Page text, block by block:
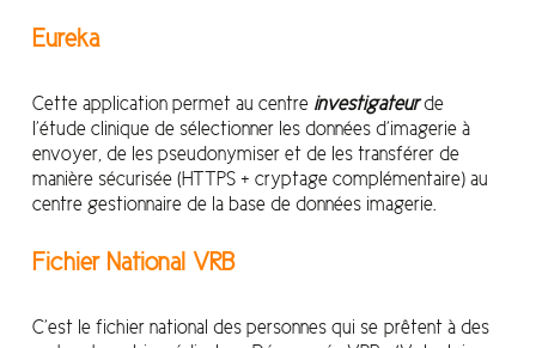
Eureka
Cetteapplication permet au centre investigateurde
l’étude clinique de sélectionner les données d’imagerie à
envoyer, de les pseudonymiseret de les transférer de
manière sécurisée (HTTPS + cryptage complémentaire) au
centre gestionnaire de la base de données imagerie.
Fichier National VRB
C’est le fichier national des personnes qui se prêtent à des